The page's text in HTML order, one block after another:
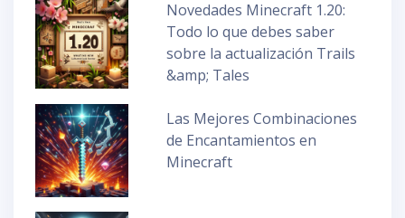
Novedades Minecraft 1.20:
Todo lo que debes saber
sobre la actualización Trails
&amp; Tales
Las Mejores Combinaciones
de Encantamientos en
Minecraft